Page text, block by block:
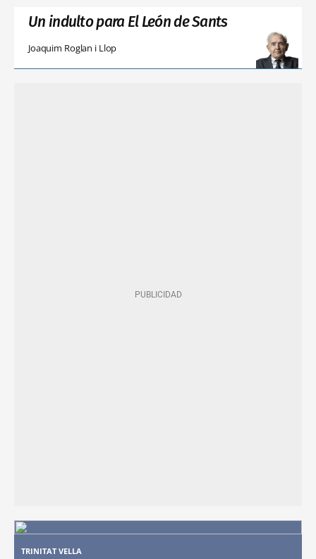
Un indulto para El León de Sants
Joaquim Roglan i Llop
TRINITAT VELLA